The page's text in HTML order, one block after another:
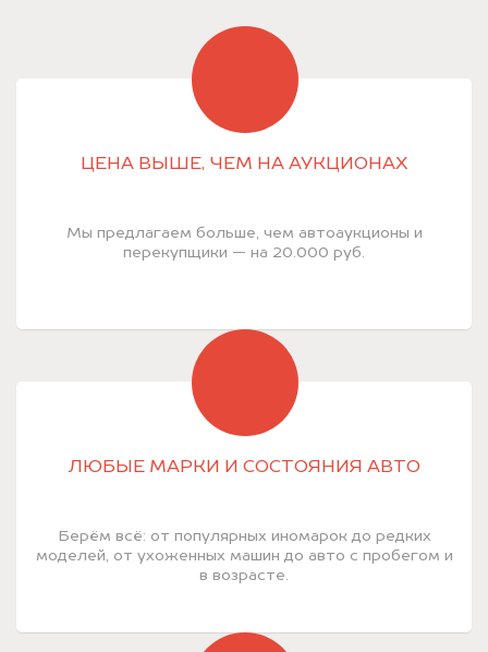
ЦЕНА ВЫШЕ, ЧЕМ НА АУКЦИОНАХ
Мы предлагаем больше, чем автоаукционы и
перекупщики — на 20.000 руб.
ЛЮБЫЕ МАРКИ И СОСТОЯНИЯ АВТО
Берём всё: от популярных иномарок до редких
моделей, от ухоженных машин до авто с пробегом и
в возрасте.